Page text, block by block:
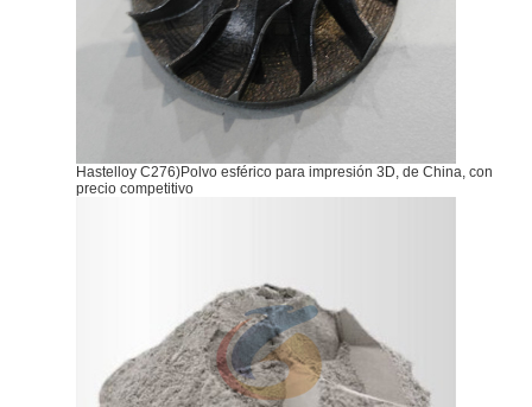
Hastelloy C276)Polvo esférico para impresión 3D, de China, con
precio competitivo